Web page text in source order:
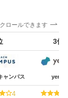
クロールできます
3位
ャンパス yenta
4